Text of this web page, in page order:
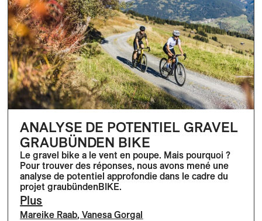
ANALYSE DE POTENTIEL GRAVEL
GRAUBÜNDEN BIKE
Le gravel bike a le vent en poupe. Mais pourquoi ?
Pour trouver des réponses, nous avons mené une
analyse de potentiel approfondie dans le cadre du
projet graubündenBIKE.
Plus
Mareike Raab,Vanesa Gorgal